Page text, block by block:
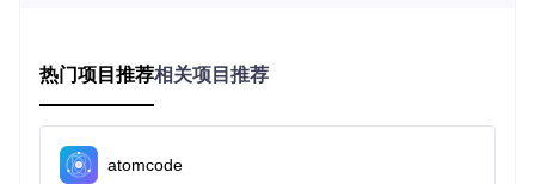
创建加密ZIP文件是保护敏感数据的重要手段。使用DotNetZi
p，只需几步简单操作即可完成：
热门项目推荐相关项目推荐
atomcode